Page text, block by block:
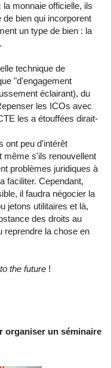
monnaie officielle, ils
bien qui incorporent
un type de bien : la
technique de
"d'engagement
éclairant), du
les ICOs avec
les a étouffées dirait-
ont peu d'intérêt
même s'ils renouvellent
problèmes juridiques à
faciliter. Cependant,
il faudra négocier la
jetons utilitaires et là,
des droits au
reprendre la chose en
the future !
organiser un séminaire